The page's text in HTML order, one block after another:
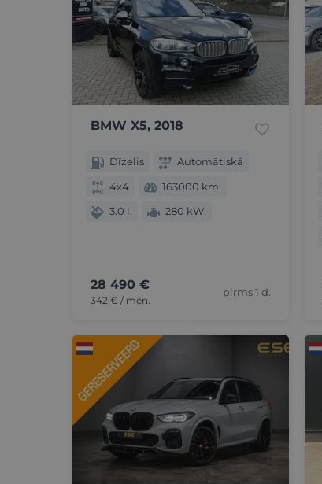
BMW X5, 2018
Dīzelis
Automātiskā
4x4
163000 km.
3.0 l.
280 kW.
28 490 €
342 € / mēn.
pirms 1 d.